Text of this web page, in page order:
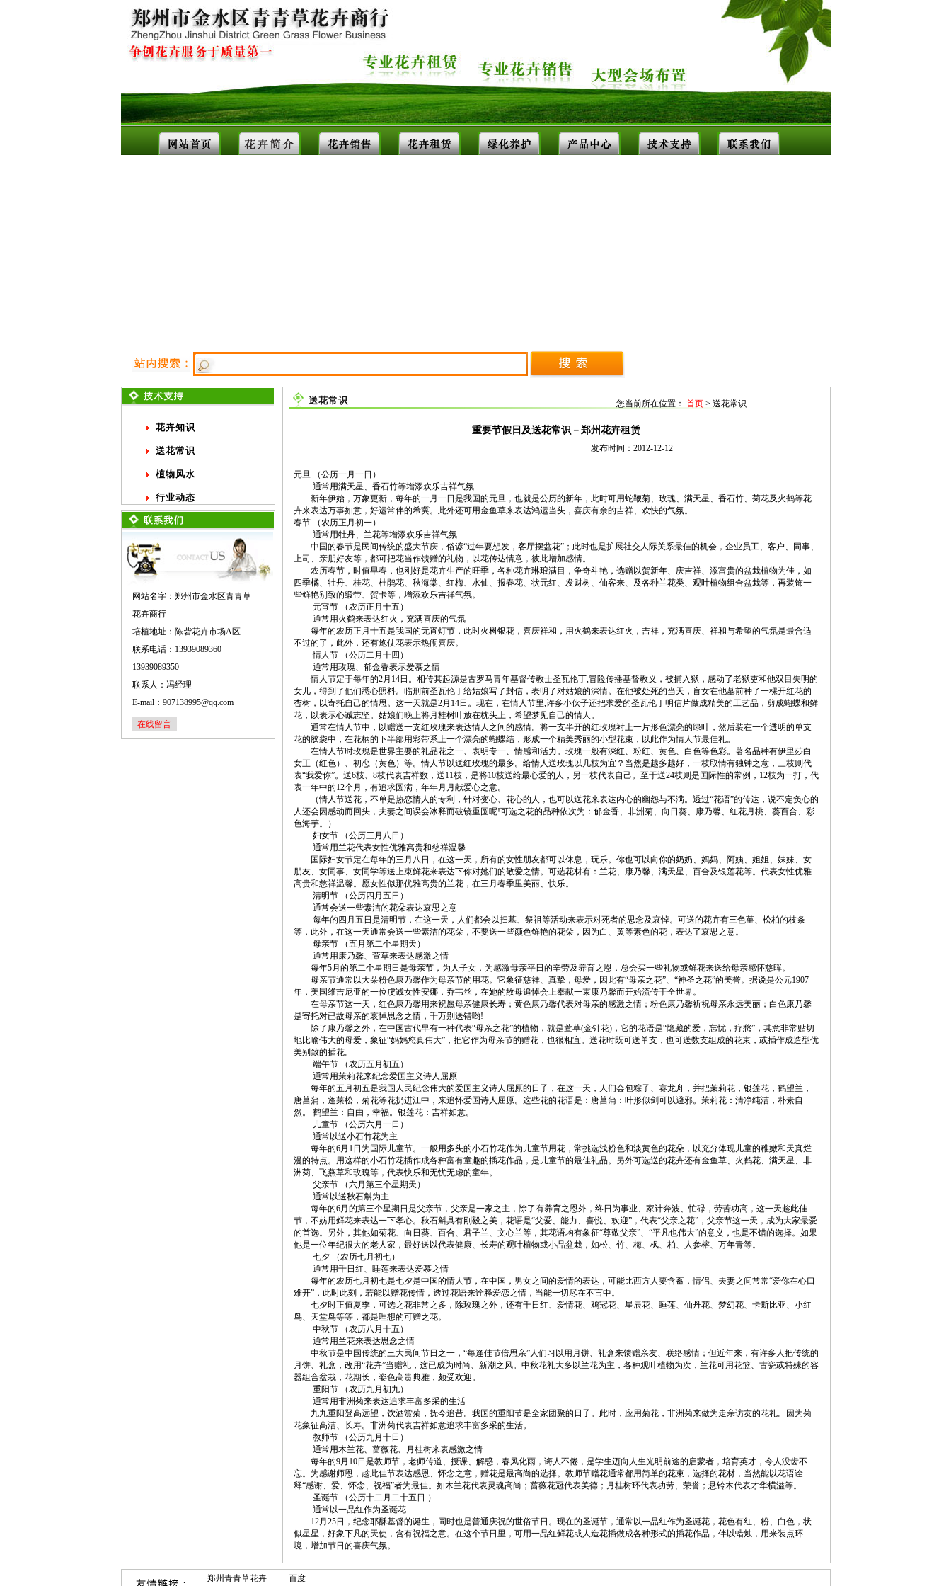
花卉知识
送花常识
植物风水
行业动态
网站名字：郑州市金水区青青草
花卉商行
培植地址：陈砦花卉市场A区
联系电话：13939089360
13939089350
联系人：冯经理
E-mail：907138995@qq.com
在线留言
送花常识 您当前所在位置： 首页> 送花常识
重要节假日及送花常识－郑州花卉租赁
发布时间：2012-12-12
元旦 （公历一月一日）
通常用满天星、香石竹等增添欢乐吉祥气氛
新年伊始，万象更新，每年的一月一日是我国的元旦，也就是公历的新年，此时可用蛇鞭菊、玫瑰、满天星、香石竹、菊花及火鹤等花
卉来表达万事如意，好运常伴的希冀。此外还可用金鱼草来表达鸿运当头，喜庆有余的吉祥、欢快的气氛。
春节 （农历正月初一）
通常用牡丹、兰花等增添欢乐吉祥气氛
中国的春节是民间传统的盛大节庆，俗谚“过年要想发，客厅摆盆花”；此时也是扩展社交人际关系最佳的机会，企业员工、客户、同事、
上司、亲朋好友等，都可把花当作馈赠的礼物，以花传达情意，彼此增加感情。
农历春节，时值早春，也刚好是花卉生产的旺季，各种花卉琳琅满目，争奇斗艳，选赠以贺新年、庆吉祥、添富贵的盆栽植物为佳，如
四季橘、牡丹、桂花、杜鹃花、秋海棠、红梅、水仙、报春花、状元红、发财树、仙客来、及各种兰花类、观叶植物组合盆栽等，再装饰一
些鲜艳别致的缎带、贺卡等，增添欢乐吉祥气氛。
元宵节 （农历正月十五）
通常用火鹤来表达红火，充满喜庆的气氛
每年的农历正月十五是我国的无宵灯节，此时火树银花，喜庆祥和，用火鹤来表达红火，吉祥，充满喜庆、祥和与希望的气氛是最合适
不过的了，此外，还有炮仗花表示热闹喜庆。
情人节 （公历二月十四）
通常用玫瑰、郁金香表示爱慕之情
情人节定于每年的2月14日。相传其起源是古罗马青年基督传教士圣瓦伦丁,冒险传播基督教义，被捕入狱，感动了老狱吏和他双目失明的
女儿，得到了他们悉心照料。临刑前圣瓦伦丁给姑娘写了封信，表明了对姑娘的深情。在他被处死的当天，盲女在他墓前种了一棵开红花的
杏树，以寄托自己的情思。这一天就是2月14日。现在，在情人节里,许多小伙子还把求爱的圣瓦伦丁明信片做成精美的工艺品，剪成蝴蝶和鲜
花，以表示心诚志坚。姑娘们晚上将月桂树叶放在枕头上，希望梦见自己的情人。
通常在情人节中，以赠送一支红玫瑰来表达情人之间的感情。将一支半开的红玫瑰衬上一片形色漂亮的绿叶，然后装在一个透明的单支
花的胶袋中，在花柄的下半部用彩带系上一个漂亮的蝴蝶结，形成一个精美秀丽的小型花束，以此作为情人节最佳礼。
在情人节时玫瑰是世界主要的礼品花之一、表明专一、情感和活力。玫瑰一般有深红、粉红、黄色、白色等色彩。著名品种有伊里莎白
女王（红色）、初恋（黄色）等。情人节以送红玫瑰的最多。给情人送玫瑰以几枝为宜？当然是越多越好，一枝取情有独钟之意，三枝则代
表“我爱你”。送6枝、8枝代表吉祥数，送11枝，是将10枝送给最心爱的人，另一枝代表自己。至于送24枝则是国际性的常例，12枝为一打，代
表一年中的12个月，有追求圆满，年年月月献爱心之意。
（情人节送花，不单是热恋情人的专利，针对变心、花心的人，也可以送花来表达内心的幽怨与不满。透过“花语”的传达，说不定负心的
人还会因感动而回头，夫妻之间误会冰释而破镜重圆呢!可选之花的品种依次为：郁金香、非洲菊、向日葵、康乃馨、红花月桃、葵百合、彩
色海芋。）
妇女节 （公历三月八日）
通常用兰花代表女性优雅高贵和慈祥温馨
国际妇女节定在每年的三月八日，在这一天，所有的女性朋友都可以休息，玩乐。你也可以向你的奶奶、妈妈、阿姨、姐姐、妹妹、女
朋友、女同事、女同学等送上束鲜花来表达下你对她们的敬爱之情。可选花材有：兰花、康乃馨、满天星、百合及银莲花等。代表女性优雅
高贵和慈祥温馨。愿女性似那优雅高贵的兰花，在三月春季里美丽、快乐。
清明节 （公历四月五日）
通常会送一些素洁的花朵表达哀思之意
每年的四月五日是清明节，在这一天，人们都会以扫墓、祭祖等活动来表示对死者的思念及哀悼。可送的花卉有三色堇、松柏的枝条
等，此外，在这一天通常会送一些素洁的花朵，不要送一些颜色鲜艳的花朵，因为白、黄等素色的花，表达了哀思之意。
母亲节 （五月第二个星期天）
通常用康乃馨、萱草来表达感激之情
每年5月的第二个星期日是母亲节，为人子女，为感激母亲平日的辛劳及养育之恩，总会买一些礼物或鲜花来送给母亲感怀慈晖。
母亲节通常以大朵粉色康乃馨作为母亲节的用花。它象征慈祥、真挚，母爱，因此有“母亲之花”、“神圣之花”的美誉。据说是公元1907
年，美国维吉尼亚的一位虔诚女性安娜．乔韦丝，在她的故母追悼会上奉献一束康乃馨而开始流传于全世界。
在母亲节这一天，红色康乃馨用来祝愿母亲健康长寿；黄色康乃馨代表对母亲的感激之情；粉色康乃馨祈祝母亲永远美丽；白色康乃馨
是寄托对已故母亲的哀悼思念之情，千万别送错哟!
除了康乃馨之外，在中国古代早有一种代表“母亲之花”的植物，就是萱草(金针花)，它的花语是“隐藏的爱，忘忧，疗愁”，其意非常贴切
地比喻伟大的母爱，象征“妈妈您真伟大”，把它作为母亲节的赠花，也很相宜。送花时既可送单支，也可送数支组成的花束，或插作成造型优
美别致的插花。
端午节 （农历五月初五）
通常用茉莉花来纪念爱国主义诗人屈原
每年的五月初五是我国人民纪念伟大的爱国主义诗人屈原的日子，在这一天，人们会包粽子、赛龙舟，并把茉莉花，银莲花，鹤望兰，
唐菖蒲，蓬莱松，菊花等花扔进江中，来追怀爱国诗人屈原。这些花的花语是：唐菖蒲：叶形似剑可以避邪。茉莉花：清净纯洁，朴素自
然。 鹤望兰：自由，幸福。银莲花：吉祥如意。
儿童节 （公历六月一日）
通常以送小石竹花为主
每年的6月1日为国际儿童节。一般用多头的小石竹花作为儿童节用花，常挑选浅粉色和淡黄色的花朵，以充分体现儿童的稚嫩和天真烂
漫的特点。用这样的小石竹花插作成各种富有童趣的插花作品，是儿童节的最佳礼品。另外可选送的花卉还有金鱼草、火鹤花、满天星、非
洲菊、飞燕草和玫瑰等，代表快乐和无忧无虑的童年。
父亲节 （六月第三个星期天）
通常以送秋石斛为主
每年的6月的第三个星期日是父亲节，父亲是一家之主，除了有养育之恩外，终日为事业、家计奔波、忙碌，劳苦功高，这一天趁此佳
节，不妨用鲜花来表达一下孝心。秋石斛具有刚毅之美，花语是“父爱、能力、喜悦、欢迎”，代表“父亲之花”，父亲节这一天，成为大家最爱
的首选。另外，其他如菊花、向日葵、百合、君子兰、文心兰等，其花语均有象征“尊敬父亲”、“平凡也伟大”的意义，也是不错的选择。如果
他是一位年纪很大的老人家，最好送以代表健康、长寿的观叶植物或小品盆栽，如松、竹、梅、枫、柏、人参榕、万年青等。
七夕 （农历七月初七）
通常用千日红、睡莲来表达爱慕之情
每年的农历七月初七是七夕是中国的情人节，在中国，男女之间的爱情的表达，可能比西方人要含蓄，情侣、夫妻之间常常“爱你在心口
难开”，此时此刻，若能以赠花传情，透过花语来诠释爱恋之情，当能一切尽在不言中。
七夕时正值夏季，可选之花非常之多，除玫瑰之外，还有千日红、爱情花、鸡冠花、星辰花、睡莲、仙丹花、梦幻花、卡斯比亚、小红
鸟、天堂鸟等等，都是理想的可赠之花。
中秋节 （农历八月十五）
通常用兰花来表达思念之情
中秋节是中国传统的三大民间节日之一，“每逢佳节倍思亲”人们习以用月饼、礼盒来馈赠亲友、联络感情；但近年来，有许多人把传统的
月饼、礼盒，改用“花卉”当赠礼，这已成为时尚、新潮之风。中秋花礼大多以兰花为主，各种观叶植物为次，兰花可用花篮、古瓷或特殊的容
器组合盆栽，花期长，姿色高贵典雅，颇受欢迎。
重阳节 （农历九月初九）
通常用非洲菊来表达追求丰富多采的生活
九九重阳登高远望，饮酒赏菊，抚今追昔。我国的重阳节是全家团聚的日子。此时，应用菊花，非洲菊来做为走亲访友的花礼。因为菊
花象征高洁、长寿。非洲菊代表吉祥如意追求丰富多采的生活。
教师节 （公历九月十日）
通常用木兰花、蔷薇花、月桂树来表感激之情
每年的9月10日是教师节，老师传道、授课、解惑，春风化雨，诲人不倦，是学生迈向人生光明前途的启蒙者，培育英才，令人没齿不
忘。为感谢师恩，趁此佳节表达感恩、怀念之意，赠花是最高尚的选择。教师节赠花通常都用简单的花束，选择的花材，当然能以花语诠
释“感谢、爱、怀念、祝福”者为最佳。如木兰花代表灵魂高尚；蔷薇花冠代表美德；月桂树环代表功劳、荣誉；悬铃木代表才华横溢等。
圣诞节 （公历十二月二十五日 ）
通常以一品红作为圣诞花
12月25日，纪念耶酥基督的诞生，同时也是普通庆祝的世俗节日。现在的圣诞节，通常以一品红作为圣诞花，花色有红、粉、白色，状
似星星，好象下凡的天使，含有祝福之意。在这个节日里，可用一品红鲜花或人造花插做成各种形式的插花作品，伴以蜡烛，用来装点环
境，增加节日的喜庆气氛。
郑州青青草花卉 百度